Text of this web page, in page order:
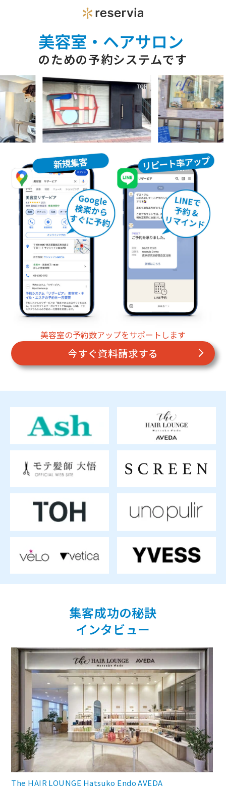
美容室・ヘアサロン
のための予約システムです
美容室の予約数アップをサポートします
今すぐ資料請求する
集客成功の秘訣
インタビュー
The HAIR LOUNGE Hatsuko Endo AVEDA